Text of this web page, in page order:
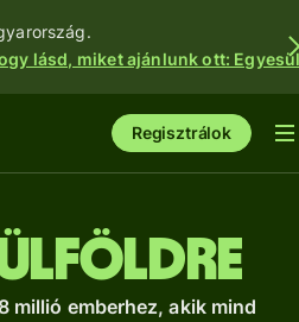
lásd, miket ajánlunk ott:
Regisztrálok
millió emberhez, akik mind